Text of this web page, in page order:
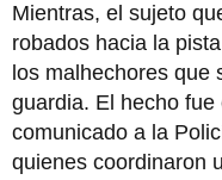
Mientras, el sujeto
robados hacia la
los malhechores que
guardia. El hecho
comunicado a la
quienes coordinaron